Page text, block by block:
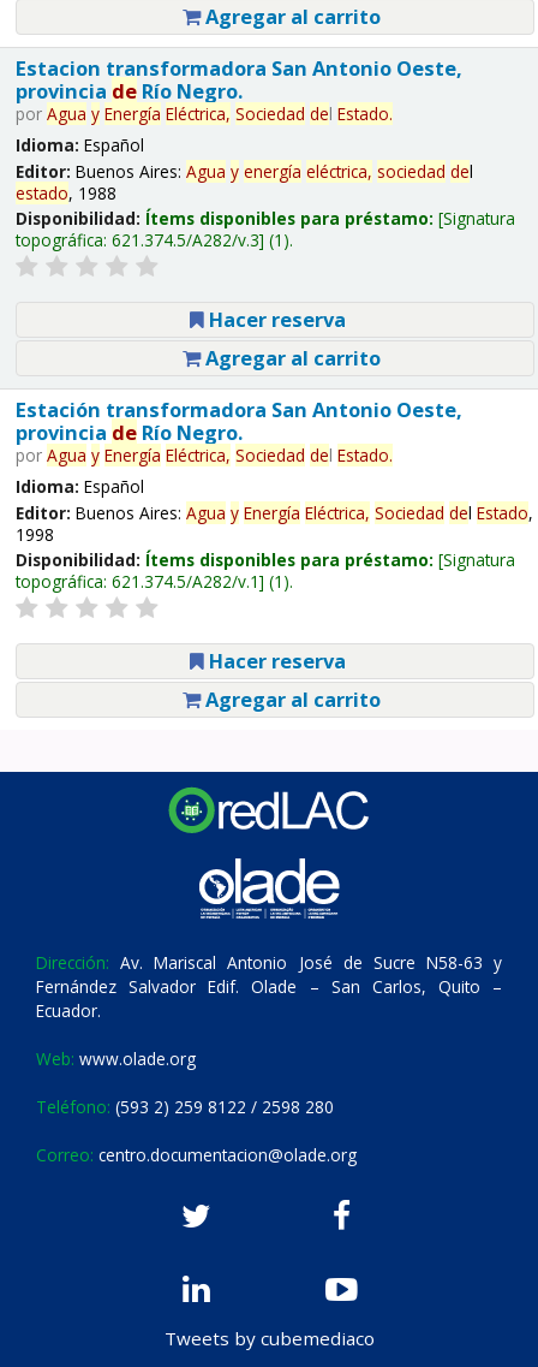
Agregar al carrito
Estacion transformadora San Antonio Oeste,
provincia deRío Negro.
por Agua y Energía Eléctrica, Sociedad del Estado.
Idioma: Español
Editor: Buenos Aires: Agua y energía eléctrica, sociedad del
estado, 1988
Disponibilidad: Ítems disponibles para préstamo: Signatura
topográfica: 621.374.5/A282/v.3 (1).
Hacer reserva
Agregar al carrito
Estación transformadora San Antonio Oeste,
provincia deRío Negro.
por Agua y Energía Eléctrica, Sociedad del Estado.
Idioma: Español
Editor: Buenos Aires: Agua y Energía Eléctrica, Sociedad del Estado,
1998
Disponibilidad: Ítems disponibles para préstamo: Signatura
topográfica: 621.374.5/A282/v.1 (1).
Hacer reserva
Agregar al carrito
Dirección: Av. Mariscal Antonio José de Sucre N58-63 y
Fernández Salvador Edif. Olade – San Carlos, Quito –
Ecuador.
Web: www.olade.org
Teléfono: (593 2) 259 8122 / 2598 280
Correo: centro.documentacion@olade.org
Tweets by cubemediaco